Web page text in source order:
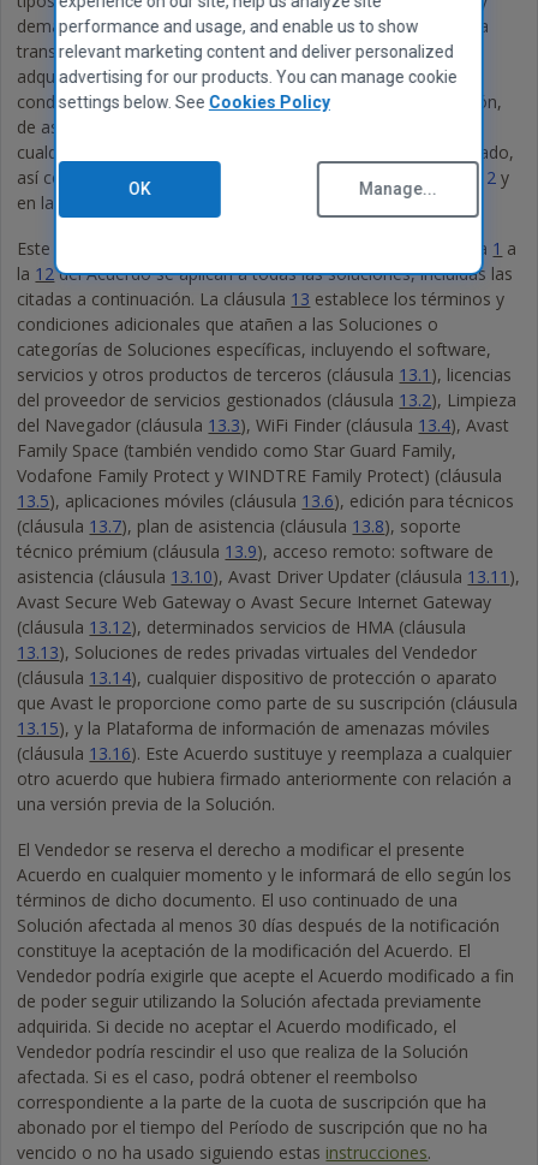
demás términos, condiciones y documentación relativos a la
transacción que hubiera aceptado en el momento en el que
adquirió la Solución (incluyendo todos los términos y
condiciones de venta), así como todo acuerdo de distribución,
de asociación o de otra índole que usted y el Vendedor —o
cualquier otro miembro del grupo de este— hayan formalizado,
así como las demás limitaciones consignadas en la cláusula 2 y
en la Documentación.
Este Acuerdo está dividido en dos partes. Las cláusulas de la 1 a
la 12del Acuerdo se aplican a todas las soluciones, incluidas las
citadas a continuación. La cláusula 13 establece los términos y
condiciones adicionales que atañen a las Soluciones o
categorías de Soluciones específicas, incluyendo el software,
servicios y otros productos de terceros (cláusula 13.1 ), licencias
del proveedor de servicios gestionados (cláusula 13.2), Limpieza
del Navegador (cláusula 13.3), WiFi Finder (cláusula 13.4), Avast
Family Space (también vendido como Star Guard Family,
Vodafone Family Protect y WINDTRE Family Protect) (cláusula
13.5), aplicaciones móviles (cláusula 13.6), edición para técnicos
(cláusula 13.7), plan de asistencia (cláusula 13.8), soporte
técnico prémium (cláusula 13.9), acceso remoto: software de
asistencia (cláusula 13.10), Avast Driver Updater (cláusula 13.11 ),
Avast Secure Web Gateway o Avast Secure Internet Gateway
(cláusula 13.12), determinados servicios de HMA (cláusula
13.13), Soluciones de redes privadas virtuales del Vendedor
(cláusula 13.14), cualquier dispositivo de protección o aparato
que Avast le proporcione como parte de su suscripción (cláusula
13.15), y la Plataforma de información de amenazas móviles
(cláusula 13.16). Este Acuerdo sustituye y reemplaza a cualquier
otro acuerdo que hubiera firmado anteriormente con relación a
una versión previa de la Solución.
El Vendedor se reserva el derecho a modificar el presente
Acuerdo en cualquier momento y le informará de ello según los
términos de dicho documento. El uso continuado de una
Solución afectada al menos 30 días después de la notificación
constituye la aceptación de la modificación del Acuerdo. El
Vendedor podría exigirle que acepte el Acuerdo modificado a fin
de poder seguir utilizando la Solución afectada previamente
adquirida. Si decide no aceptar el Acuerdo modificado, el
Vendedor podría rescindir el uso que realiza de la Solución
afectada. Si es el caso, podrá obtener el reembolso
correspondiente a la parte de la cuota de suscripción que ha
abonado por el tiempo del Período de suscripción que no ha
vencido o no ha usado siguiendo estas instrucciones.
performance and usage, and enable us to show
relevant marketing content and deliver personalized
advertising for our products. You can manage cookie
settings below. See Cookies Policy
OK Manage...